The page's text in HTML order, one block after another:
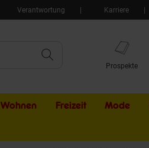
Verantwortung Karriere
Prospekte
Wohnen Freizeit Mode